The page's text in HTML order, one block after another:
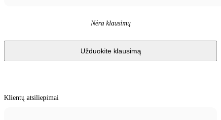
Nėra klausimų
Užduokite klausimą
Klientų atsiliepimai